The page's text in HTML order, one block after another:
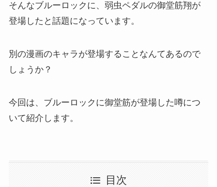
そんなブルーロックに、弱虫ペダルの御堂筋翔が
登場したと話題になっています。
別の漫画のキャラが登場することなんてあるので
しょうか？
今回は、ブルーロックに御堂筋が登場した噂につ
いて紹介します。
目次